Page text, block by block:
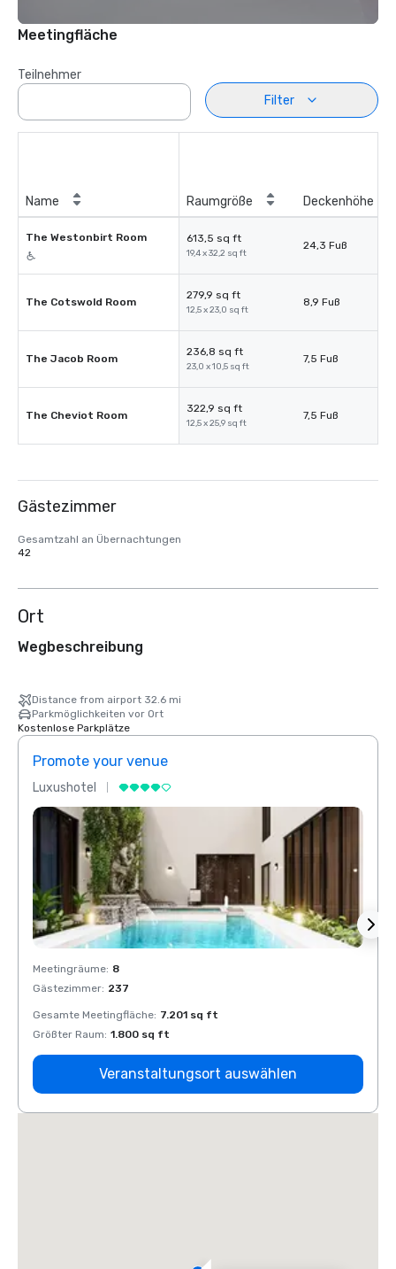
Meetingfläche
Teilnehmer
Filter
Name Raumgröße Deckenhöhe
The Westonbirt Room 613,5 sq ft
19,4 x 32,2 sq ft
24,3 Fuß
The Cotswold Room
279,9 sq ft
12,5 x 23,0 sq ft
8,9 Fuß
The Jacob Room
236,8 sq ft
23,0 x 10,5 sq ft
7,5 Fuß
The Cheviot Room
322,9 sq ft
12,5 x 25,9 sq ft
7,5 Fuß
Gästezimmer
Gesamtzahl an Übernachtungen
42
Ort
Wegbeschreibung
Distance from airport 32.6 mi
Parkmöglichkeiten vor Ort
Kostenlose Parkplätze
Promote your venue
Luxushotel
Meetingräume: 8
Gästezimmer: 237
Gesamte Meetingfläche: 7.201 sq ft
Größter Raum: 1.800 sq ft
Veranstaltungsort auswählen